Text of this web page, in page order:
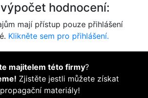
hodnocení:
mají přístup pouze přihlášení
Klikněte sem pro přihlášení.
majitelem této firmy?
Zjistěte jestli můžete získat
propagační materiály!